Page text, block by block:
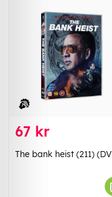
67 kr
The bank heist (211)